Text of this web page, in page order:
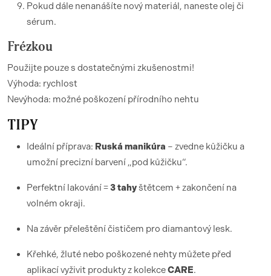
Pokud dále nenanášíte nový materiál, naneste olej či
sérum.
Frézkou
Použijte pouze s dostatečnými zkušenostmi!
Výhoda: rychlost
Nevýhoda: možné poškození přírodního nehtu
TIPY
Ideální příprava: Ruská manikúra – zvedne kůžičku a
umožní precizní barvení „pod kůžičku“.
Perfektní lakování =3 tahyštětcem + zakončení na
volném okraji.
Na závěr přeleštění čističem pro diamantový lesk.
Křehké, žluté nebo poškozené nehty můžete před
aplikací vyživit produkty z kolekceCARE.